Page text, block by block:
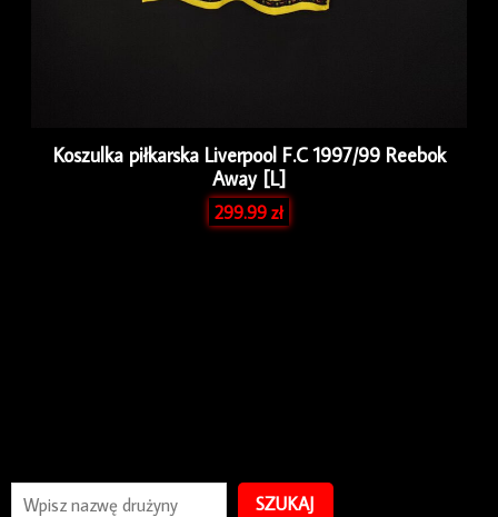
SZUKAJ
Koszulka piłkarska Liverpool F.C 1997/99 Reebok
Away [L]
299.99zł